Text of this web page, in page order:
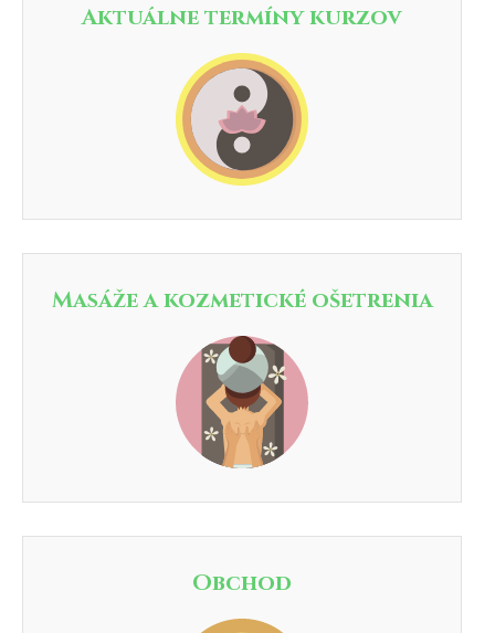
Aktuálne termíny kurzov
Masáže a kozmetické ošetrenia
Obchod